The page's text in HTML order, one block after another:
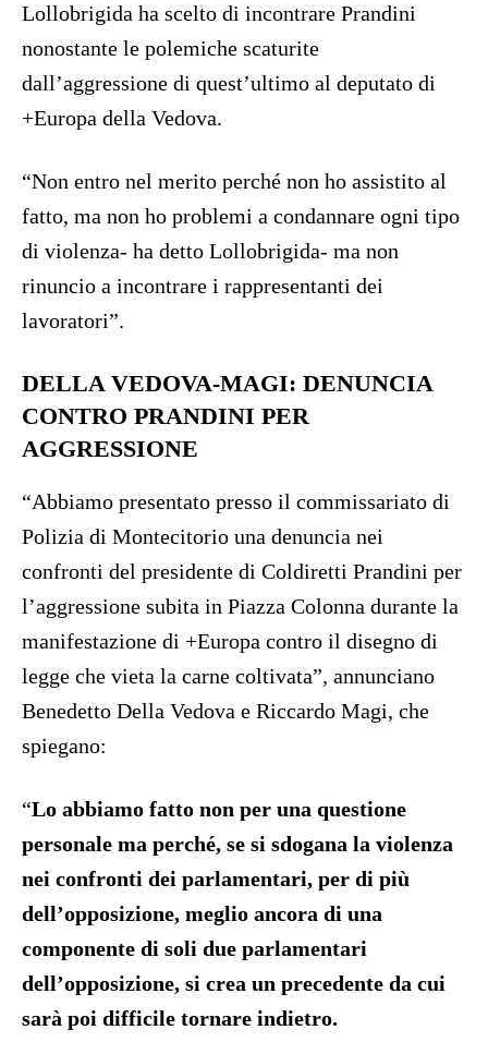
Lollobrigida ha scelto di incontrare Prandini
nonostante le polemiche scaturite
dall’aggressione di quest’ultimo al deputato di
+Europa della Vedova.
“Non entro nel merito perché non ho assistito al
fatto, ma non ho problemi a condannare ogni tipo
di violenza- ha detto Lollobrigida- ma non
rinuncio a incontrare i rappresentanti dei
lavoratori”.
DELLA VEDOVA-MAGI: DENUNCIA
CONTRO PRANDINI PER
AGGRESSIONE
“Abbiamo presentato presso il commissariato di
Polizia di Montecitorio una denuncia nei
confronti del presidente di Coldiretti Prandini per
l’aggressione subita in Piazza Colonna durante la
manifestazione di +Europa contro il disegno di
legge che vieta la carne coltivata”, annunciano
Benedetto Della Vedova e Riccardo Magi, che
spiegano:
“Lo abbiamo fatto non per una questione
personale ma perché, se si sdogana la violenza
nei confronti dei parlamentari, per di più
dell’opposizione, meglio ancora di una
componente di soli due parlamentari
dell’opposizione, si crea un precedente da cui
sarà poi difficile tornare indietro.